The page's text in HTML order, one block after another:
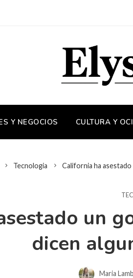
Y NEGOCIOS CULTURA Y
Tecnologia California ha asestado
un
dicen
Maria